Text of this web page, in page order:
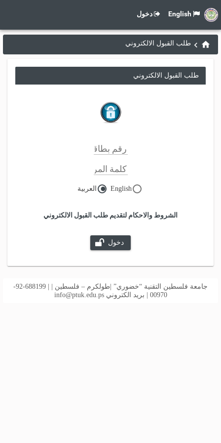
دخول
طلب القبول الالكتروني
طلب القبول الالكتروني
English العربية
الشروط والاحكام لتقديم طلب القبول الالكتروني
دخول
جامعة فلسطين التقنية “خضوري” |طولكرم – فلسطين | | 688199-92-
00970 | بريد الكتروني
info@ptuk.edu.ps